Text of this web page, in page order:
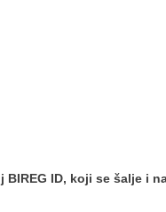
ID, koji se šalje i